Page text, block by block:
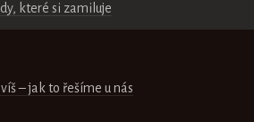
které si zamiluje
– jak to řešíme u nás